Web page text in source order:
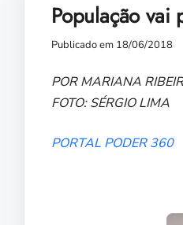
População
Publicado em 18/06/2018
POR MARIANA
FOTO: SÉRGIO LIMA
PORTAL PODER 360